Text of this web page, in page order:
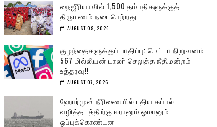
நைஜீரியாவில் 1,500 தம்பதிகளுக்குத்
திருமணம் நடைபெற்றது
AUGUST 09, 2026
குழந்தைகளுக்குப் பாதிப்பு: மெட்டா நிறுவனம்
567 மில்லியன் டாலர் செலுத்த நீதிமன்றம்
உத்தரவு!!
AUGUST 07, 2026
ஹோர்முஸ் நீரிணையில் புதிய கப்பல்
வழித்தடத்திற்கு ஈரானும் ஓமானும்
ஒப்புக்கொண்டன